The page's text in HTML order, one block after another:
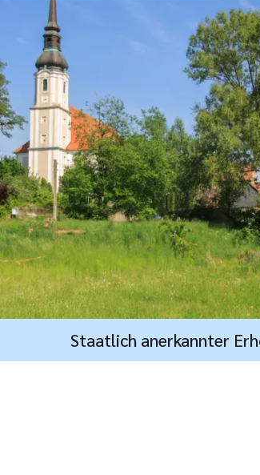
Staatlich anerkannter